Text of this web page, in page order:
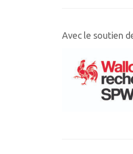
Avec le soutien